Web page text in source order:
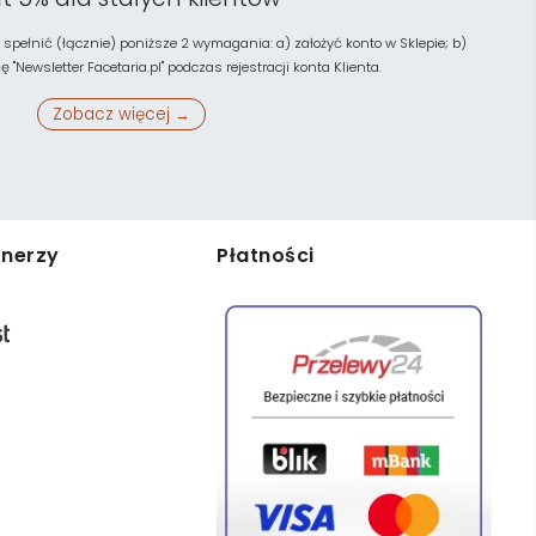
(łącznie) poniższe 2 wymagania: a) założyć konto w Sklepie; b)
"Newsletter Facetaria.pl" podczas rejestracji konta Klienta.
Zobacz więcej →
Płatności